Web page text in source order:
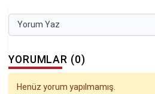
Yorum Yaz
YORUMLAR (0)
Henüz yorum yapılmamış.